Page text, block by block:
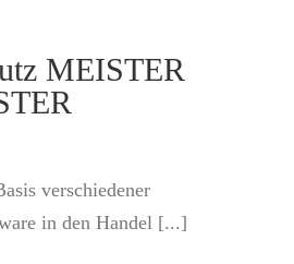
MEISTER
verschiedener
in den Handel [...]